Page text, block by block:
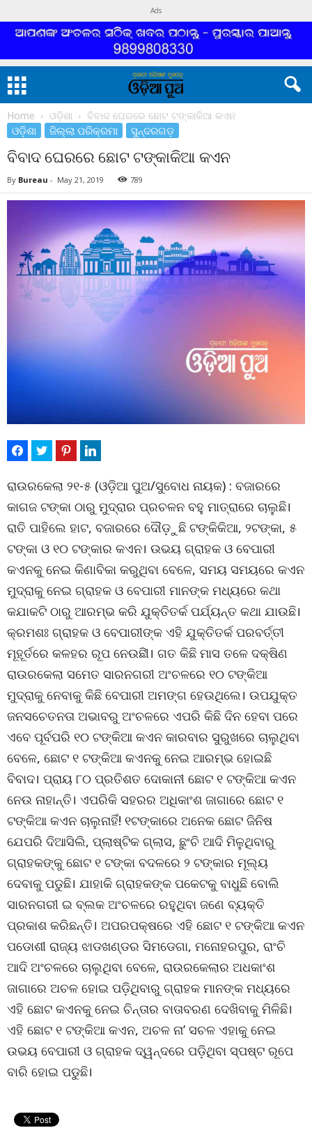
Ads
Home ଓଡ଼ିଶା ବିବାଦ ଘେରରେ ଛୋଟ ଟଙ୍କାକିଆ କଏନ
ଓଡ଼ିଶା ଜିଲ୍ଲା ପରିକ୍ରମା ସୁନ୍ଦରଗଡ଼
ବିବାଦ ଘେରରେ ଛୋଟ ଟଙ୍କାକିଆ କଏନ
By Bureau - May 21, 2019 789
ରାଉରକେଲା ୨୧-୫ (ଓଡ଼ିଆ ପୁଅ/ସୁବୋଧ ନାୟକ) : ବଜାରରେ
କାଗଜ ଟଙ୍କା ଠାରୁ ମୁଦ୍ରାର ପ୍ରଚଳନ ବହୁ ମାତ୍ରାରେ ଚାଲୁଛି।
ରାତି ପାହିଲେ ହାଟ, ବଜାରରେ ଦୌଡ଼ୁଛି ଟଙ୍କିକିଆ, ୨ଟଙ୍କା, ୫
ଟଙ୍କା ଓ ୧୦ ଟଙ୍କାର କଏନ। ଉଭୟ ଗ୍ରାହକ ଓ ବେପାରୀ
କଏନକୁ ନେଇ କିଣାବିକା କରୁଥିବା ବେଳେ, ସମୟ ସମୟରେ କଏନ
ମୁଦ୍ରାକୁ ନେଇ ଗ୍ରାହକ ଓ ବେପାରୀ ମାନଙ୍କ ମଧ୍ୟରେ କଥା
କଯାକଟି ଠାରୁ ଆରମ୍ଭ କରି ଯୁକ୍ତିତର୍କ ପର୍ଯ୍ୟନ୍ତ କଥା ଯାଉଛି।
କ୍ରମଶଃ ଗ୍ରାହକ ଓ ବେପାରୀଙ୍କ ଏହି ଯୁକ୍ତିତର୍କ ପରବର୍ତ୍ତୀ
ମୂହୂର୍ତରେ କଳହର ରୂପ ନେଉଛୀି। ଗତ କିଛି ମାସ ତଳେ ଦକ୍ଷିଣ
ରାଉରକେଲା ସମେତ ସାରନଗରୀ ଅଂଚଳରେ ୧୦ ଟଙ୍କିଆ
ମୁଦ୍ରାକୁ ନେବାକୁ କିଛି ବେପାରୀ ଅମଙ୍ଗ ହେଉଥିଲେ। ଉପଯୁକ୍ତ
ଜନସଚେତନତା ଅଭାବରୁ ଅଂଚଳରେ ଏପରି କିଛି ଦିନ ହେବା ପରେ
ଏବେ ପୂର୍ବପରି ୧୦ ଟଙ୍କିଆ କଏନ କାରବାର ସୁରୁଖରେ ଚାଲୁଥିବା
ବେଳେ, ଛୋଟ ୧ ଟଙ୍କିଆ କଏନକୁ ନେଇ ଆରମ୍ଭ ହୋଇଛି
ବିବାଦ। ପ୍ରାୟ ୮୦ ପ୍ରତିଶତ ଦୋକାନୀ ଛୋଟ ୧ ଟଙ୍କିଆ କଏନ
ନେଉ ନାହାନ୍ତି। ଏପରିକି ସହରର ଅଧିକାଂଶ ଜାଗାରେ ଛୋଟ ୧
ଟଙ୍କିଆ କଏନ ଚାଲୁନାହିଁ! ୧ଟଙ୍କାରେ ଅନେକ ଛୋଟ ଜିନିଷ
ଯେପରି ଦିଆସିଲି, ପ୍ଲାଷ୍ଟିକ ଗ୍ଲାସ, ଛୁଂଚି ଆଦି ମିଳୁଥିବାରୁ
ଗ୍ରାହକଙ୍କୁ ଛୋଟ ୧ ଟଙ୍କା ବଦଳରେ ୨ ଟଙ୍କାର ମୂଲ୍ୟ
ଦେବାକୁ ପଡୁଛି। ଯାହାକି ଗ୍ରାହକଙ୍କ ପକେଟକୁ ବାଧୁଛି ବୋଲି
ସାରନଗରୀ ଇ ବ୍ଲକ ଅଂଚଳରେ ରହୁଥିବା ଜଣେ ବ୍ୟକ୍ତି
ପ୍ରକାଶ କରିଛନ୍ତି। ଅପରପକ୍ଷରେ ଏହି ଛୋଟ ୧ ଟଙ୍କିଆ କଏନ
ପଡୋଶୀ ରାଜ୍ୟ ଝାଡଖଣ୍ଡର ସିମଡେଗା, ମନୋହରପୁର, ରାଂଚି
ଆଦି ଅଂଚଳରେ ଚାଲୁଥିବା ବେଳେ, ରାଉରକେଲାର ଅଧକାଂଶ
ଜାଗାରେ ଅଚଳ ହୋଇ ପଡ଼ିଥିବାରୁ ଗ୍ରାହକ ମାନଙ୍କ ମଧ୍ୟରେ
ଏହି ଛୋଟ କଏନକୁ ନେଇ ଚିନ୍ତାର ବାତାବରଣ ଦେଖିବାକୁ ମିଳିଛି।
ଏହି ଛୋଟ ୧ ଟଙ୍କିଆ କଏନ, ଅଚଳ ନା’ ସଚଳ ଏହାକୁ ନେଇ
ଉଭୟ ବେପାରୀ ଓ ଗ୍ରାହକ ଦ୍ୱନ୍ଦରେ ପଡ଼ିଥିବା ସ୍ପଷ୍ଟ ରୂପେ
ବାରି ହୋଇ ପଡୁଛି।